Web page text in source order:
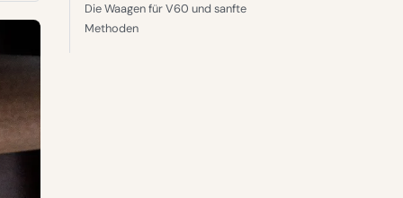
Die Waagen für V60 und sanfte
Methoden